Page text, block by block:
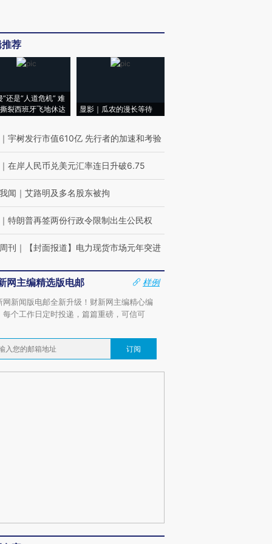
荐
”还是“人道危机” 难
裂西班牙飞地休达
显影｜瓜农的漫长等待
｜ 宇树发行市值610亿 先行者的加速和考验
｜ 在岸人民币兑美元汇率连日升破6.75
闻 ｜ 艾路明及多名股东被拘
｜ 特朗普再签两份行政令限制出生公民权
刊 ｜ 【封面报道】电力现货市场元年突进
网主编精选版电邮
样例
网新闻版电邮全新升级！财新网主编精心编
每个工作日定时投递，篇篇重磅，可信可
订阅